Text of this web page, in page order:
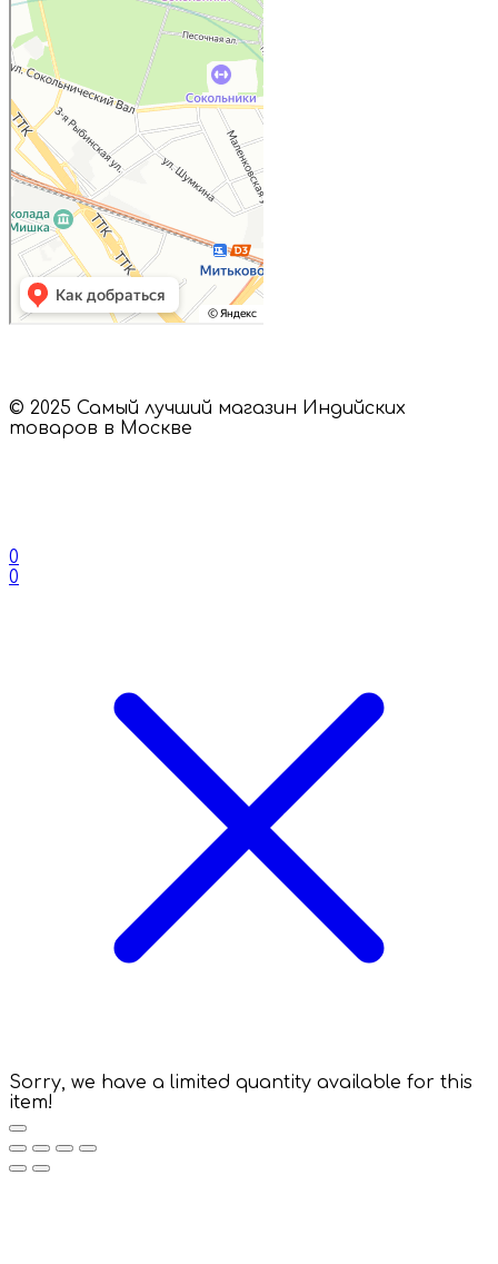
Пищевые ингредиенты и специи в
Москве
Магазин подарков и сувениров в
Москве
© 2025 Самый лучший магазин Индийских
товаров в Москве
0
0
Sorry, we have a limited quantity available for this
item!